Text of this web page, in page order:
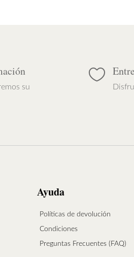
su

Ayuda
Políticas de devolución
Condiciones
Preguntas Frecuentes (FAQ)